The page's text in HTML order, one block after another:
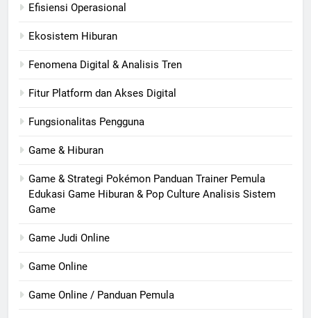
Efisiensi Operasional
Ekosistem Hiburan
Fenomena Digital & Analisis Tren
Fitur Platform dan Akses Digital
Fungsionalitas Pengguna
Game & Hiburan
Game & Strategi Pokémon Panduan Trainer Pemula
Edukasi Game Hiburan & Pop Culture Analisis Sistem
Game
Game Judi Online
Game Online
Game Online / Panduan Pemula